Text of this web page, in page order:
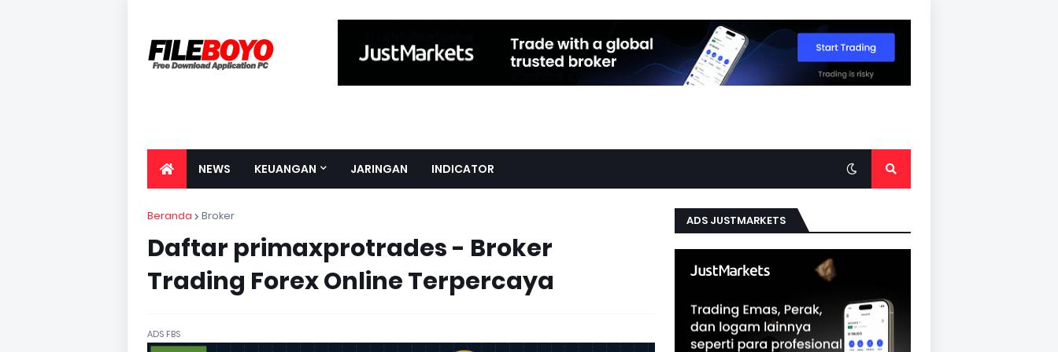
NEWS KEUANGAN JARINGAN INDICATOR
Beranda Broker
Daftar primaxprotrades - Broker
Trading Forex Online Terpercaya
ADS FBS
ADS JUSTMARKETS